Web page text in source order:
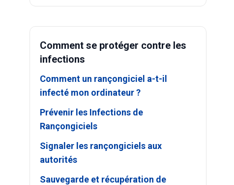
Comment se protéger contre les
infections
Comment un rançongiciel a-t-il
infecté mon ordinateur ?
Prévenir les Infections de
Rançongiciels
Signaler les rançongiciels aux
autorités
Sauvegarde et récupération de